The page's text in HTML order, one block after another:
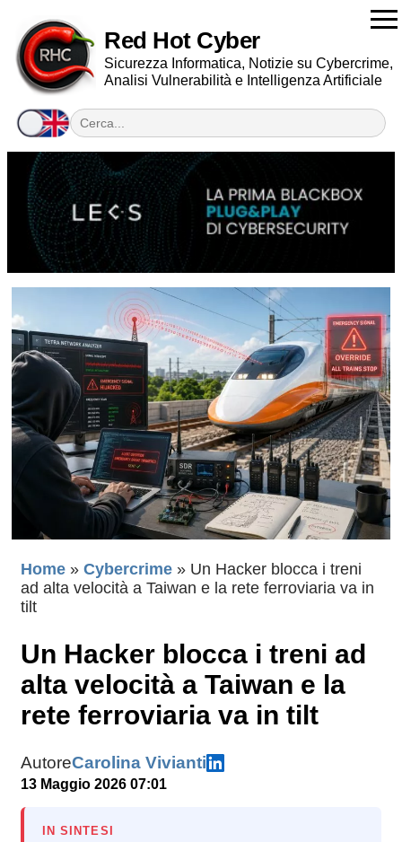
Red Hot Cyber
Sicurezza Informatica, Notizie su Cybercrime,
Analisi Vulnerabilità e Intelligenza Artificiale
Home » Cybercrime » Un Hacker blocca i treni
ad alta velocità a Taiwan e la rete ferroviaria va in
tilt
Un Hacker blocca i treni ad
alta velocità a Taiwan e la
rete ferroviaria va in tilt
AutoreCarolina Vivianti
13 Maggio 2026 07:01
IN SINTESI